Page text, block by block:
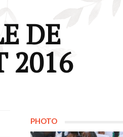
DE
2016
PHOTO